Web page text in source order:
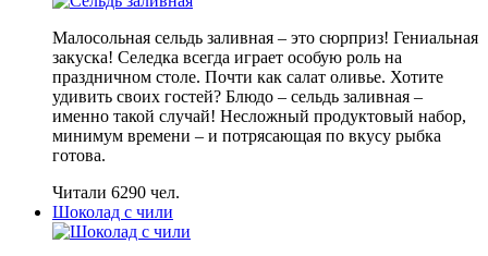
Малосольная сельдь заливная – это сюрприз! Гениальная
закуска! Селедка всегда играет особую роль на
праздничном столе. Почти как салат оливье. Хотите
удивить своих гостей? Блюдо – сельдь заливная –
именно такой случай! Несложный продуктовый набор,
минимум времени – и потрясающая по вкусу рыбка
готова.
Читали 6290 чел.
Шоколад с чили